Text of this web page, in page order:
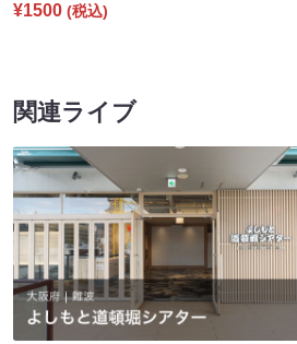
¥1500 (税込)
関連ライブ